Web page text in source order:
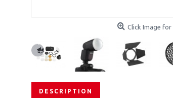
Click Image for
DESCRIPTION